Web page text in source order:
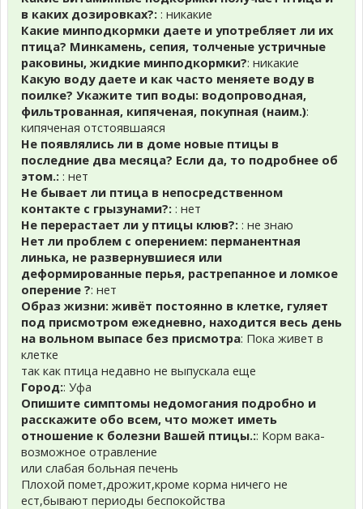
в каких дозировках?: : никакие
Какие минподкормки даете и употребляет ли их
птица? Минкамень, сепия, толченые устричные
раковины, жидкие минподкормки?: никакие
Какую воду даете и как часто меняете воду в
поилке? Укажите тип воды: водопроводная,
фильтрованная, кипяченая, покупная (наим.):
кипяченая отстоявшаяся
Не появлялись ли в доме новые птицы в
последние два месяца? Если да, то подробнее об
этом.: : нет
Не бывает ли птица в непосредственном
контакте с грызунами?: : нет
Не перерастает ли у птицы клюв?: : не знаю
Нет ли проблем с оперением: перманентная
линька, не развернувшиеся или
деформированные перья, растрепанное и ломкое
оперение ?: нет
Образ жизни: живёт постоянно в клетке, гуляет
под присмотром ежедневно, находится весь день
на вольном выпасе без присмотра: Пока живет в
клетке
так как птица недавно не выпускала еще
Город:: Уфа
Опишите симптомы недомогания подробно и
расскажите обо всем, что может иметь
отношение к болезни Вашей птицы.:: Корм вака-
возможное отравление
или слабая больная печень
Плохой помет,дрожит,кроме корма ничего не
ест,бывают периоды беспокойства